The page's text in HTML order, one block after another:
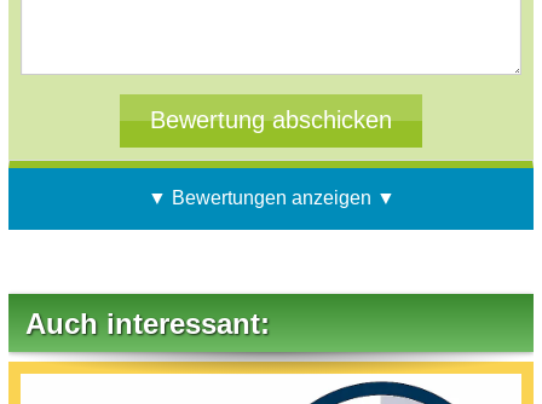
▼ Bewertungen anzeigen ▼
Auch interessant: